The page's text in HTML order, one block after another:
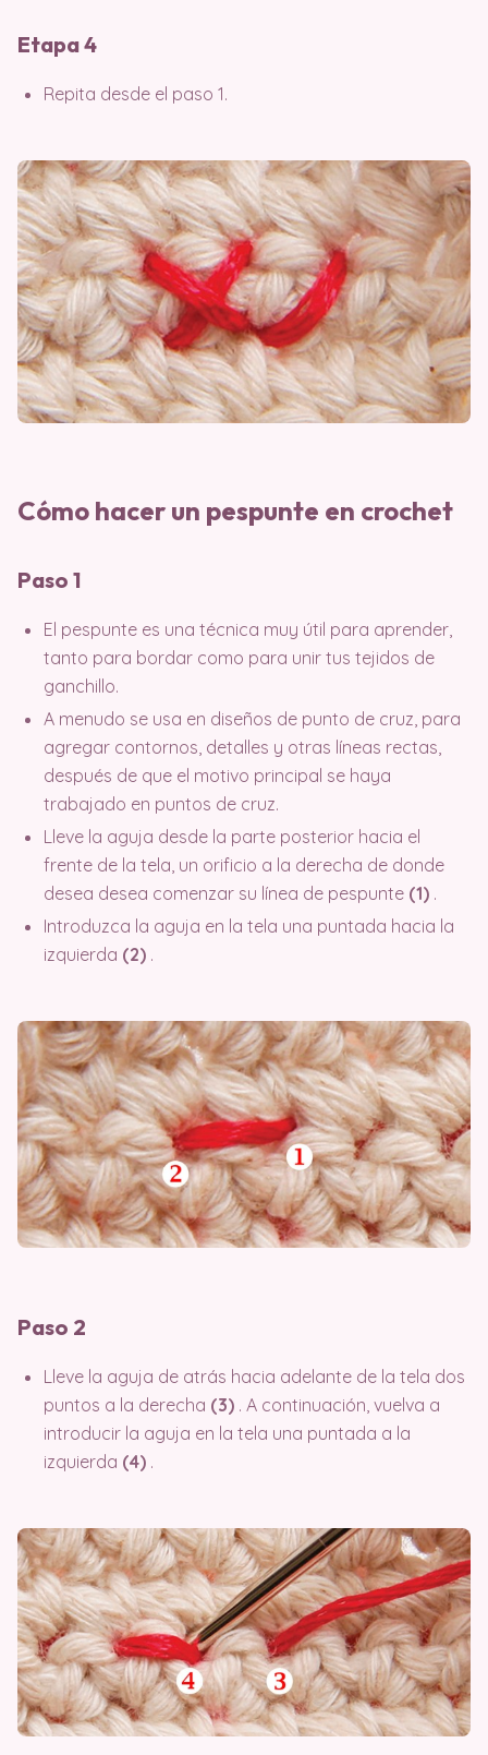
Etapa 4
Repita desde el paso 1.
Cómo hacer un pespunte en crochet
Paso 1
El pespunte es una técnica muy útil para aprender,
tanto para bordar como para unir tus tejidos de
ganchillo.
A menudo se usa en diseños de punto de cruz, para
agregar contornos, detalles y otras líneas rectas,
después de que el motivo principal se haya
trabajado en puntos de cruz.
Lleve la aguja desde la parte posterior hacia el
frente de la tela, un orificio a la derecha de donde
desea desea comenzar su línea de pespunte (1) .
Introduzca la aguja en la tela una puntada hacia la
izquierda (2) .
Paso 2
Lleve la aguja de atrás hacia adelante de la tela dos
puntos a la derecha (3) . A continuación, vuelva a
introducir la aguja en la tela una puntada a la
izquierda (4) .